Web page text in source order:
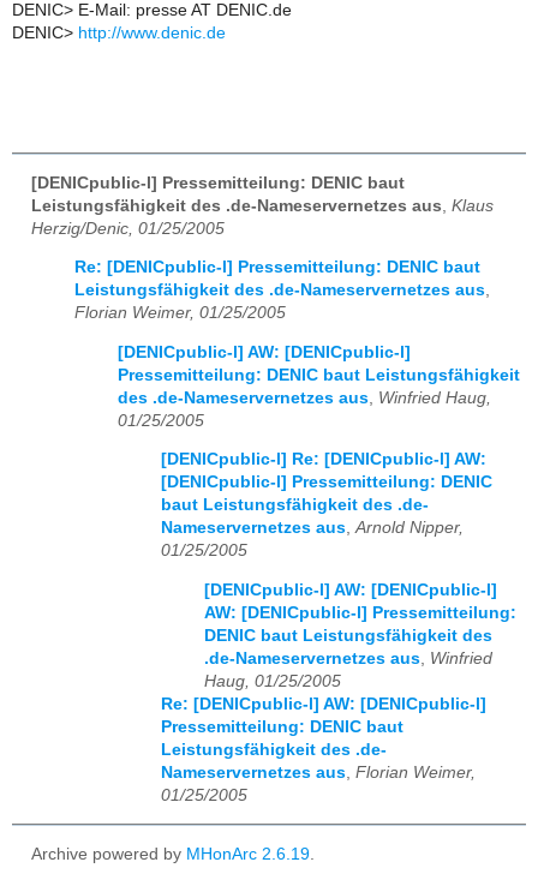
DENIC> E-Mail: presse AT DENIC.de
DENIC> http://www.denic.de
[DENICpublic-l] Pressemitteilung: DENIC baut
Leistungsfähigkeit des .de-Nameservernetzes aus Klaus
Herzig/Denic, 01/25/2005
Re: [DENICpublic-l] Pressemitteilung: DENIC baut
Leistungsfähigkeit des .de-Nameservernetzes aus,
Florian Weimer, 01/25/2005
[DENICpublic-l] AW: [DENICpublic-l]
Pressemitteilung: DENIC baut Leistungsfähigkeit
des .de-Nameservernetzes aus Winfried Haug,
01/25/2005
[DENICpublic-l] Re: [DENICpublic-l] AW:
[DENICpublic-l] Pressemitteilung: DENIC
baut Leistungsfähigkeit des .de-
Nameservernetzes aus,Arnold Nipper,
01/25/2005
[DENICpublic-l] AW: [DENICpublic-l]
AW: [DENICpublic-l] Pressemitteilung:
DENIC baut Leistungsfähigkeit des
.de-Nameservernetzes aus Winfried
Haug, 01/25/2005
Re: [DENICpublic-l] AW: [DENICpublic-l]
Pressemitteilung: DENIC baut
Leistungsfähigkeit des .de-
Nameservernetzes aus Florian Weimer,
01/25/2005
Archive powered by MHonArc 2.6.19.